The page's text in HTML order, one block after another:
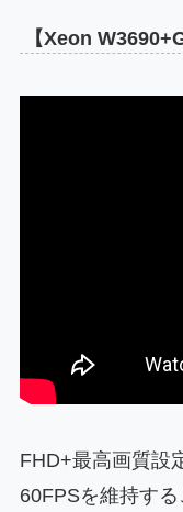
【Xeon
FHD+最高画質設
60FPSを維持する